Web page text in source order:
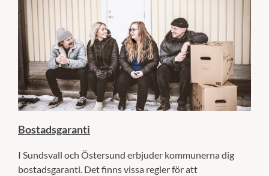
Bostadsgaranti
I Sundsvall och Östersund erbjuder kommunerna dig
bostadsgaranti. Det finns vissa regler för att